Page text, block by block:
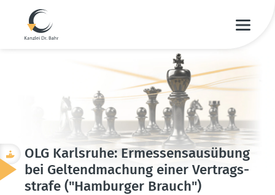
OLG Karlsruhe: Ermes­sens­aus­übung
bei Geltend­ma­chung einer Vertrags­
strafe ("Hamburger Brauch")